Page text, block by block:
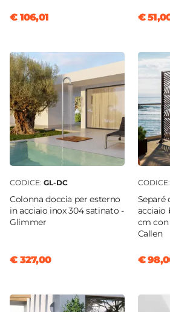
€ 106,01 €
CODICE: GL-DC
Colonna doccia per esterno
in acciaio inox 304 satinato -
Glimmer
€ 327,00
CODICE:
Separé
acciaio
cm
Callen
€